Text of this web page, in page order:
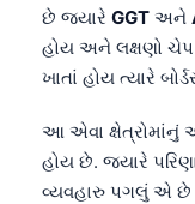
છે જ્યારે GGT અને
હોય અને લક્ષણો ચેપ
ખાતાં હોય ત્યારે
આ એવા ક્ષેત્રોમાંનું
હોય છે. જ્યારે
વ્યવહારુ પગલું એ છે